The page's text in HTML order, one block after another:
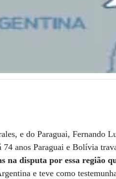
e do Paraguai, Fernando
anos Paraguai e Bolívia
na disputa por essa região
e teve como